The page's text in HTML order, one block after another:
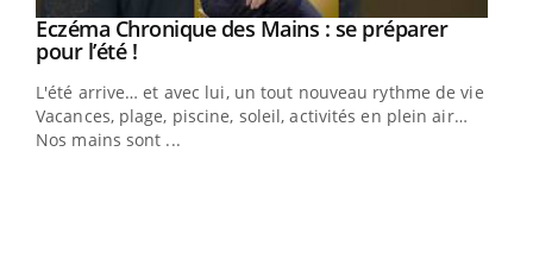
Youtube
Eczéma Chronique des Mains : se préparer
pour l’été !Youtube
L'été arrive… et avec lui, un tout nouveau rythme de vie !
Vacances, plage, piscine, soleil, activités en plein air…
Nos mains sont ...